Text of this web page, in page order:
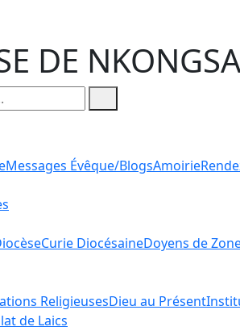
DE
Messages Évêque/BlogsAmoirie
Curie DiocésaineDoyens de
ReligieusesDieu au Présent
de Laics